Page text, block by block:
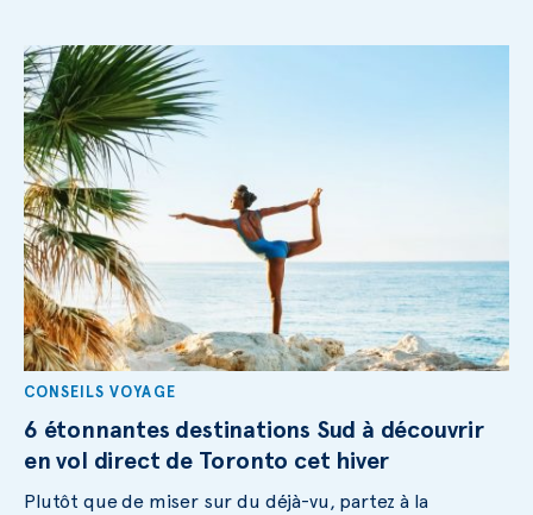
CONSEILS VOYAGE
6 étonnantes destinations Sud à découvrir
en vol direct de Toronto cet hiver
Plutôt que de miser sur du déjà-vu, partez à la